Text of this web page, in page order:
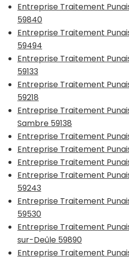
Entreprise Traitement
59840
Entreprise Traitement
59494
Entreprise Traitement
59133
Entreprise Traitement
59218
Entreprise Traitement
Sambre 59138
Entreprise Traitement
Entreprise Traitement
Entreprise Traitement
Entreprise Traitement
59243
Entreprise Traitement
59530
Entreprise Traitement
sur-Deûle 59890
Entreprise Traitement